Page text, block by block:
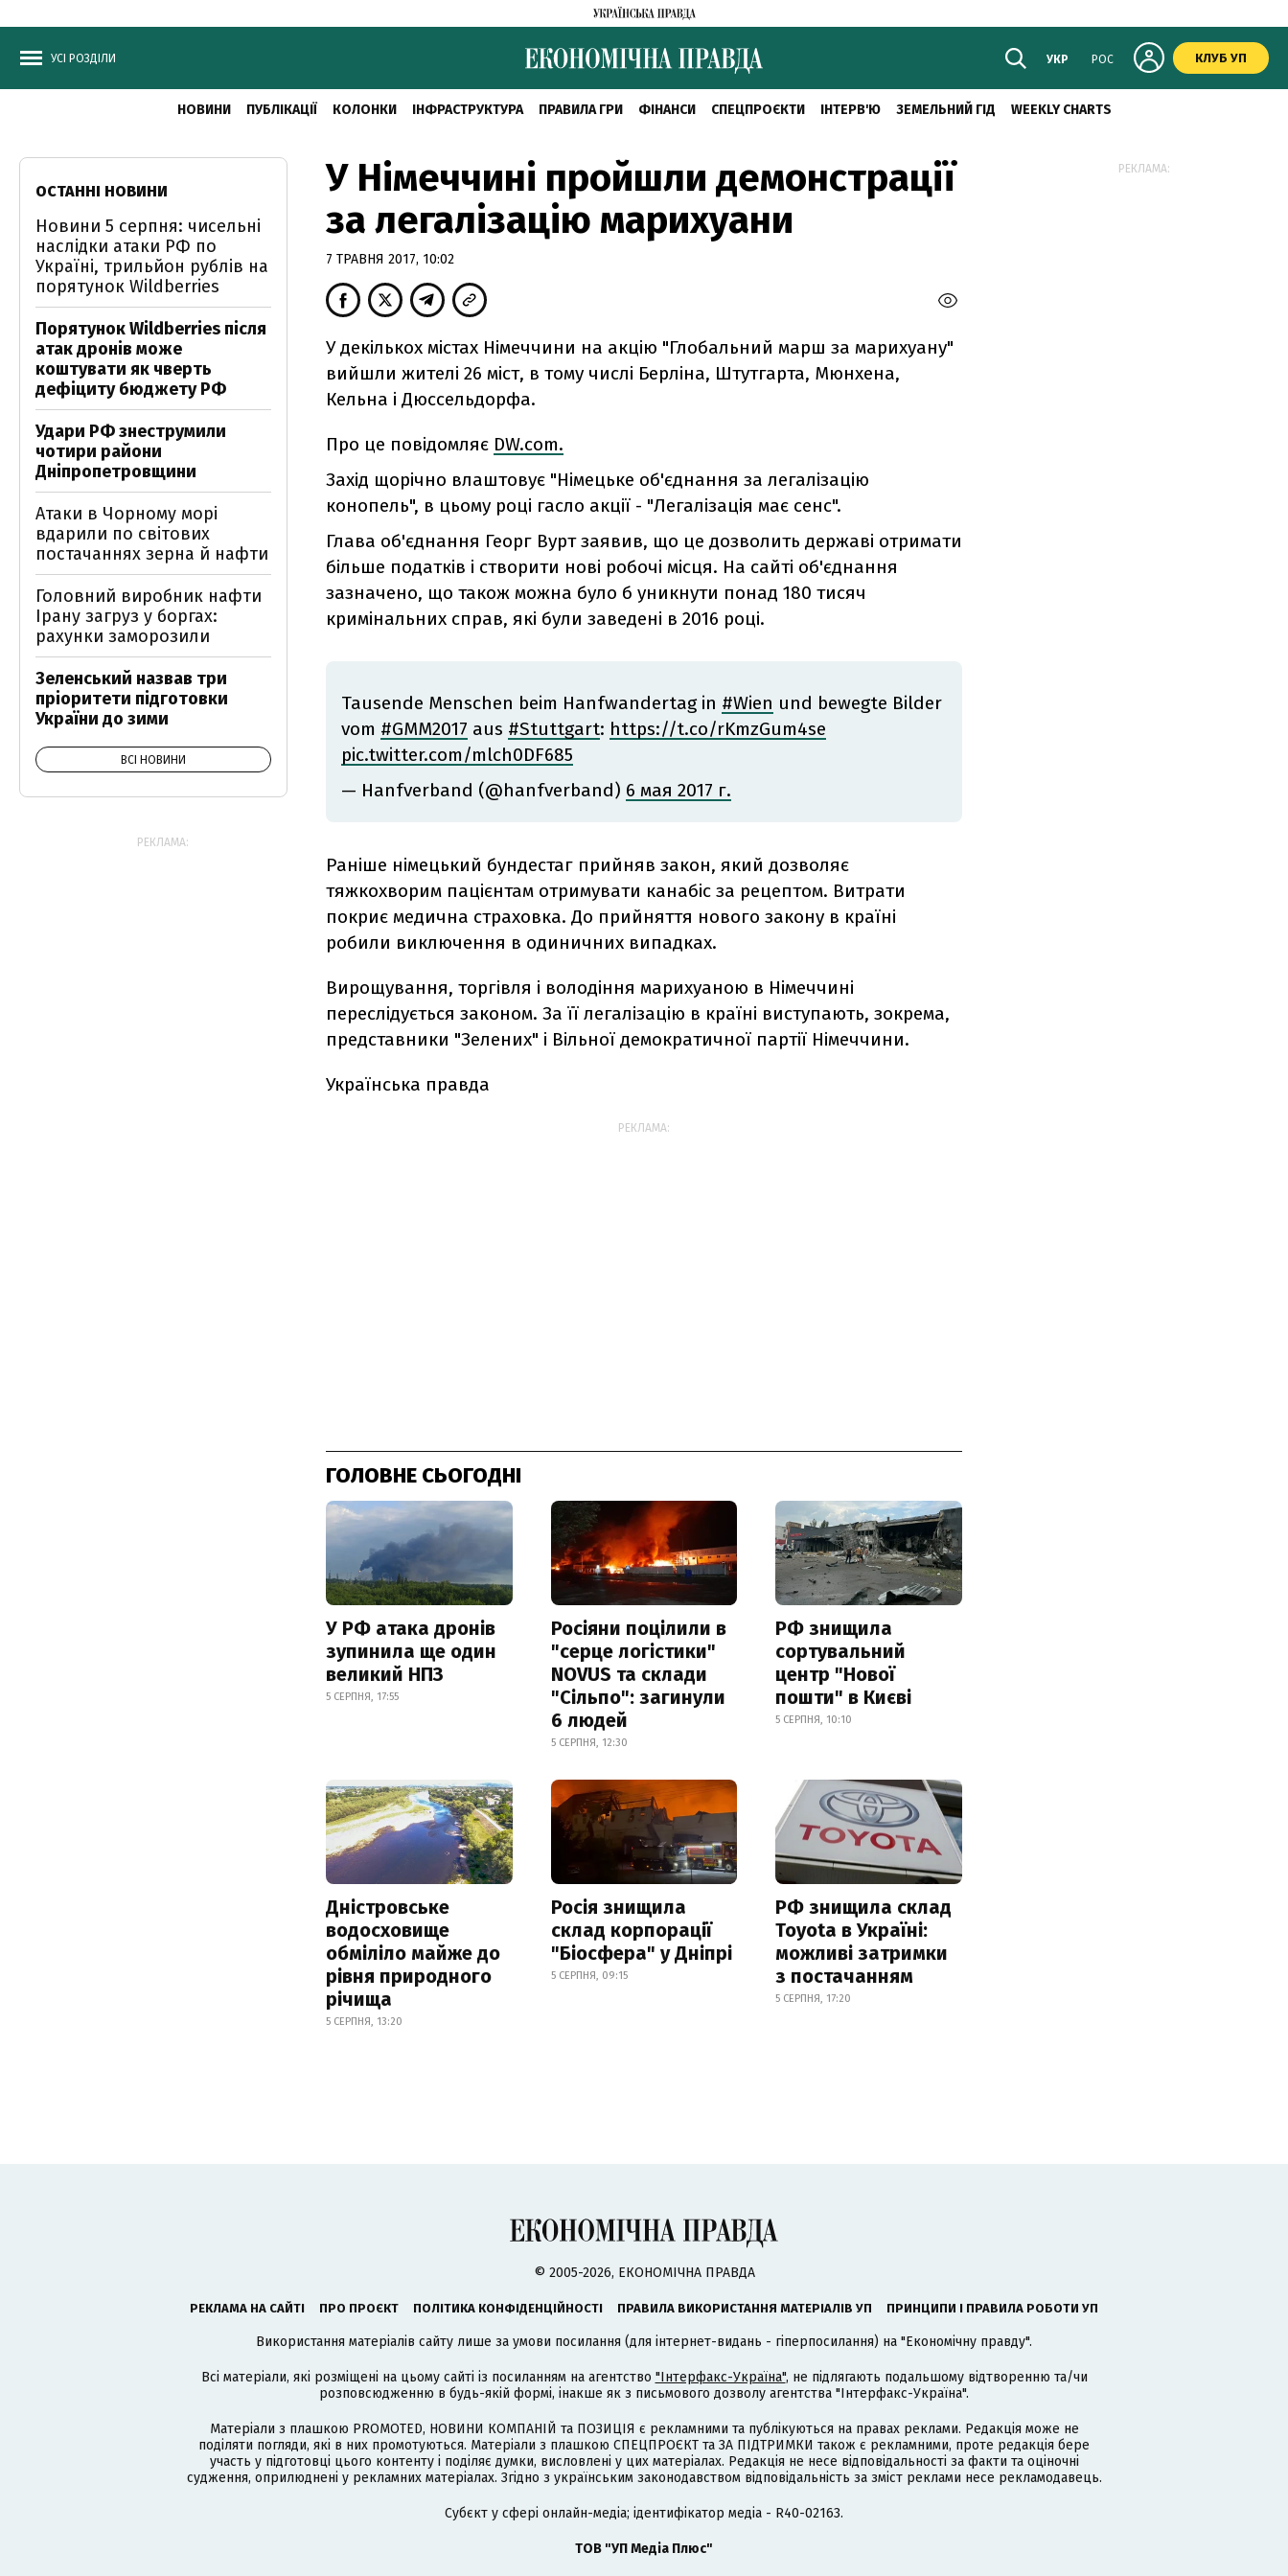
УСІ РОЗДІЛИ УКР РОС КЛУБ УП
НОВИНИ ПУБЛІКАЦІЇ КОЛОНКИ ІНФРАСТРУКТУРА ПРАВИЛА ГРИ ФІНАНСИ СПЕЦПРОЄКТИ ІНТЕРВ'Ю ЗЕМЕЛЬНИЙ ГІД WEEKLY CHARTS
У Німеччині пройшли демонстрації
за легалізацію марихуани
7 ТРАВНЯ 2017, 10:02
У декількох містах Німеччини на акцію "Глобальний марш за марихуану"
вийшли жителі 26 міст, в тому числі Берліна, Штутгарта, Мюнхена,
Кельна і Дюссельдорфа.
Про це повідомляє DW.com.
Захід щорічно влаштовує "Німецьке об'єднання за легалізацію
конопель", в цьому році гасло акції - "Легалізація має сенс".
Глава об'єднання Георг Вурт заявив, що це дозволить державі отримати
більше податків і створити нові робочі місця. На сайті об'єднання
зазначено, що також можна було б уникнути понад 180 тисяч
кримінальних справ, які були заведені в 2016 році.
Tausende Menschen beim Hanfwandertag in #Wien und bewegte Bilder
vom #GMM2017 aus #Stuttgart: https://t.co/rKmzGum4se
pic.twitter.com/mlch0DF685
— Hanfverband (@hanfverband) 6 мая 2017 г.
Раніше німецький бундестаг прийняв закон, який дозволяє
тяжкохворим пацієнтам отримувати канабіс за рецептом. Витрати
покриє медична страховка. До прийняття нового закону в країні
робили виключення в одиничних випадках.
Вирощування, торгівля і володіння марихуаною в Німеччині
переслідується законом. За її легалізацію в країні виступають, зокрема,
представники "Зелених" і Вільної демократичної партії Німеччини.
Українська правда
РЕКЛАМА:
ГОЛОВНЕ СЬОГОДНІ
У РФ атака дронів
зупинила ще один
великий НПЗ
5 СЕРПНЯ, 17:55
Росіяни поцілили в
"серце логістики"
NOVUS та склади
"Сільпо": загинули
6 людей
5 СЕРПНЯ, 12:30
РФ знищила
сортувальний
центр "Нової
пошти" в Києві
5 СЕРПНЯ, 10:10
Дністровське
водосховище
обміліло майже до
рівня природного
річища
5 СЕРПНЯ, 13:20
Росія знищила
склад корпорації
"Біосфера" у Дніпрі
5 СЕРПНЯ, 09:15
РФ знищила склад
Toyota в Україні:
можливі затримки
з постачанням
5 СЕРПНЯ, 17:20
ОСТАННІ НОВИНИ
Новини 5 серпня: чисельні
наслідки атаки РФ по
Україні, трильйон рублів на
порятунок Wildberries
Порятунок Wildberries після
атак дронів може
коштувати як чверть
дефіциту бюджету РФ
Удари РФ знеструмили
чотири райони
Дніпропетровщини
Атаки в Чорному морі
вдарили по світових
постачаннях зерна й нафти
Головний виробник нафти
Ірану загруз у боргах:
рахунки заморозили
Зеленський назвав три
пріоритети підготовки
України до зими
ВСІ НОВИНИ
РЕКЛАМА:
РЕКЛАМА:
© 2005-2026, ЕКОНОМІЧНА ПРАВДА
РЕКЛАМА НА САЙТІ ПРО ПРОЄКТ ПОЛІТИКА КОНФІДЕНЦІЙНОСТІ ПРАВИЛА ВИКОРИСТАННЯ МАТЕРІАЛІВ УП ПРИНЦИПИ І ПРАВИЛА РОБОТИ УП
Використання матеріалів сайту лише за умови посилання (для інтернет-видань - гіперпосилання) на "Економічну правду".
Всі матеріали, які розміщені на цьому сайті із посиланням на агентство "Інтерфакс-Україна", не підлягають подальшому відтворенню та/чи
розповсюдженню в будь-якій формі, інакше як з письмового дозволу агентства "Інтерфакс-Україна".
Матеріали з плашкою PROMOTED, НОВИНИ КОМПАНІЙ та ПОЗИЦІЯ є рекламними та публікуються на правах реклами. Редакція може не
поділяти погляди, які в них промотуються. Матеріали з плашкою СПЕЦПРОЄКТ та ЗА ПІДТРИМКИ також є рекламними, проте редакція бере
участь у підготовці цього контенту і поділяє думки, висловлені у цих матеріалах. Редакція не несе відповідальності за факти та оціночні
судження, оприлюднені у рекламних матеріалах. Згідно з українським законодавством відповідальність за зміст реклами несе рекламодавець.
Cубєкт у сфері онлайн-медіа; ідентифікатор медіа - R40-02163.
ТОВ "УП Медіа Плюс"